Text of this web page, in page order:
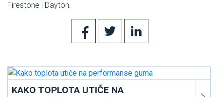
Firestone i Dayton.
KAKO TOPLOTA UTIČE NA